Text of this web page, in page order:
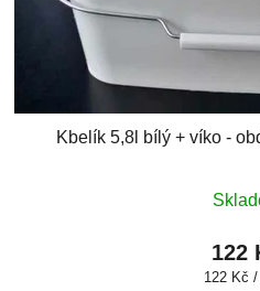
Kbelík 5,8l bílý + víko -
122
Měrná
122 Kč